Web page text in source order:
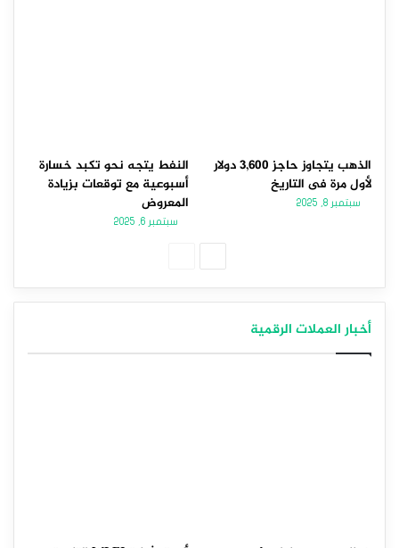
الذهب يتجاوز حاجز 3,600 دولار
لأول مرة فى التاريخ
سبتمبر 8, 2025
النفط يتجه نحو تكبد خسارة
أسبوعية مع توقعات بزيادة
المعروض
سبتمبر 6, 2025
أخبار العملات الرقمية